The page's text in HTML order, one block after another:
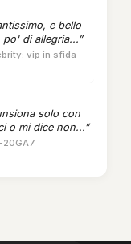
e bello
di allegria...”
vip in sfida
solo con
o mi dice non...”